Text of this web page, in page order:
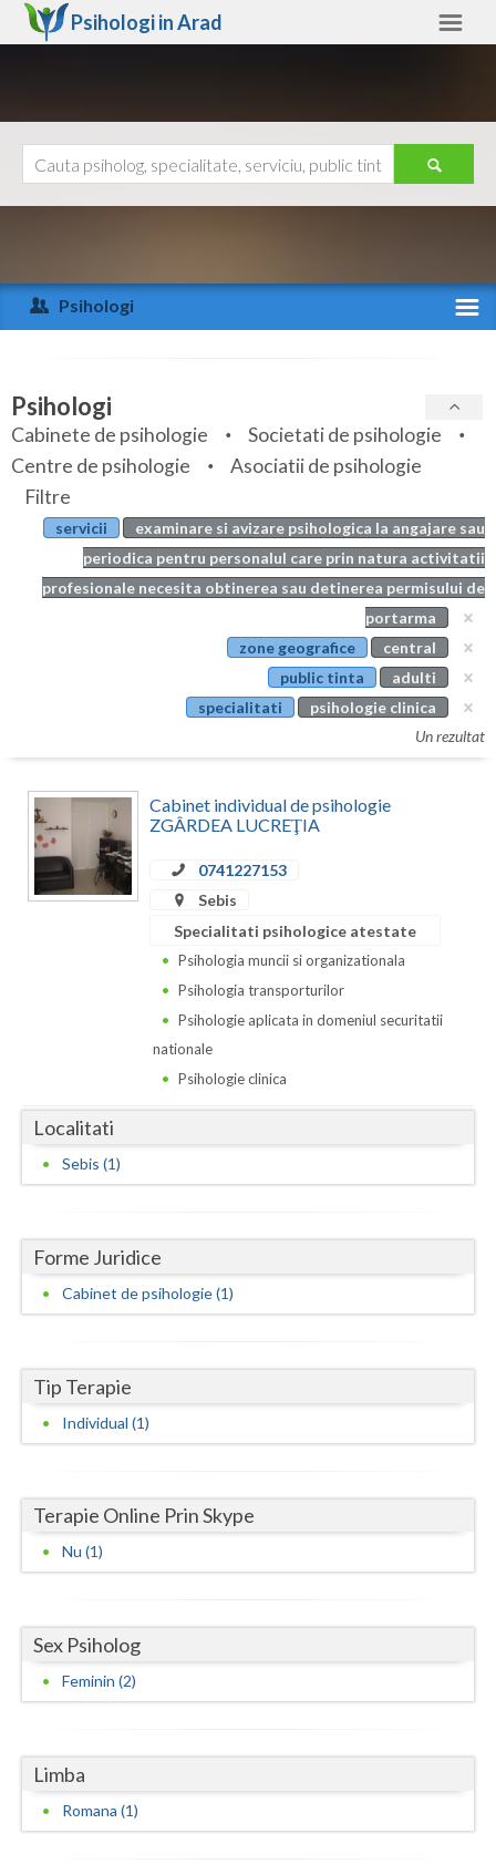
Psihologi inArad
Arad
Arges
Bihor
Bistrita-Nasaud
Botosani
Brasov
Cluj
Constanta
Covasna
Gorj
Harghita
Ialomita
Maramures
Mehedinti
Neamt
Olt
Satu-Mare
Suceava
Teleorman
Ajutor
Psihologi
Specialitati
Servicii
Articole
Evenimente
Cabinet
Psihologi
Cabinete de psihologie
Societati de psihologie
Centre de psihologie
Asociatii de psihologie
Filtre
servicii
examinare si avizare psihologica la angajare sau
periodica pentru personalul care prin natura activitatii
profesionale necesita obtinerea sau detinerea permisului de
portarma
zone geografice
central
public tinta
adulti
specialitati
psihologie clinica
Un rezultat
Cabinet individual de psihologie
ZGÂRDEA LUCREŢIA
0741227153
Sebis
Specialitati psihologice atestate
Psihologia muncii si organizationala
Psihologia transporturilor
Psihologie aplicata in domeniul securitatii
nationale
Psihologie clinica
Localitati
Sebis (1)
Forme Juridice
Cabinet de psihologie (1)
Tip Terapie
Individual (1)
Terapie Online Prin Skype
Nu (1)
Sex Psiholog
Feminin (2)
Limba
Romana (1)